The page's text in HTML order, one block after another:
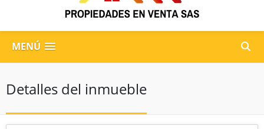
MENÚ
Detalles del inmueble